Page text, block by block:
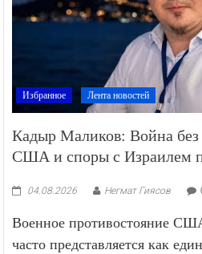
Избранное Лента новостей
Кадыр Маликов: Война без
США и споры с Израилем
04.08.2026 Негмат Гиясов
Военное противостояние
часто представляется как